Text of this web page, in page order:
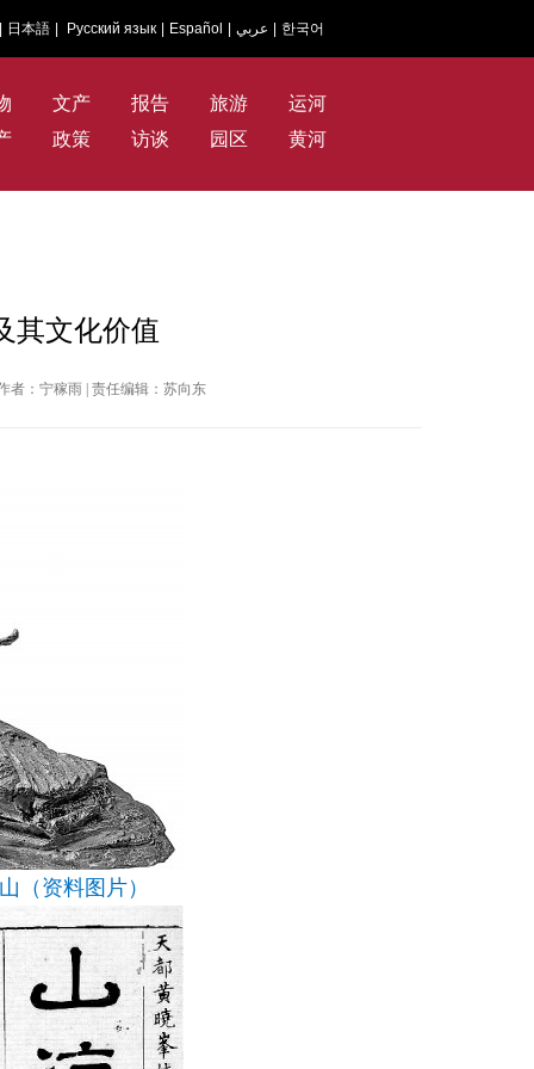
日本語 Русский язык Español عربي 한국어
文产 报告 旅游
运河
政策 访谈 园区 黄河
其文化价值
者：宁稼雨 | 责任编辑：苏向东
（资料图片）